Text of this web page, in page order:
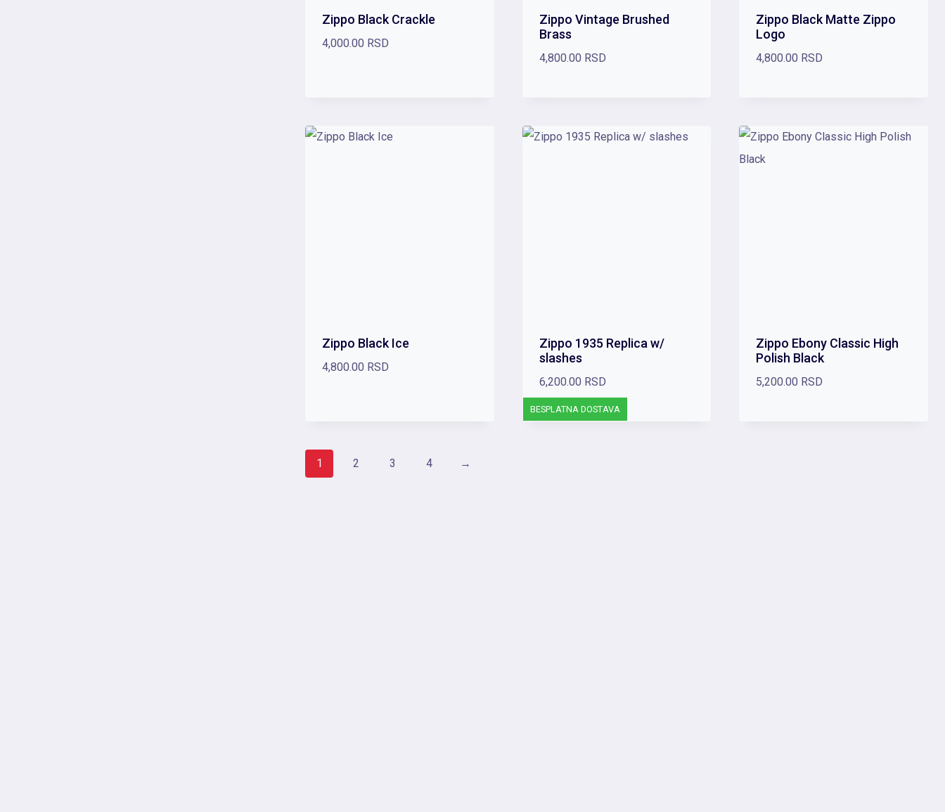
Zippo Black Crackle
4,000.00 RSD
Zippo Vintage Brushed
Brass
4,800.00 RSD
Zippo Black Matte Zippo
Logo
4,800.00 RSD
Zippo Black Ice
4,800.00 RSD
BESPLATNA DOSTAVA
Zippo 1935 Replica w/
slashes
6,200.00 RSD
Zippo Ebony Classic High
Polish Black
5,200.00 RSD
1 2 3 4 →